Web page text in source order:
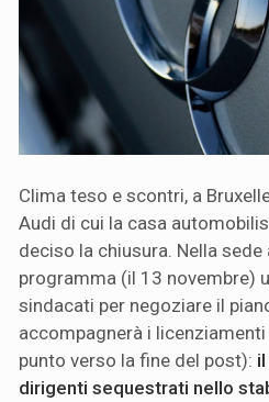
Clima teso e scontri, a
Audi di cui la casa
deciso la chiusura. Nella sede
programma (il 13 novembre)
sindacati per negoziare il
accompagnerà i
punto verso la fine del post):
dirigenti sequestrati nello